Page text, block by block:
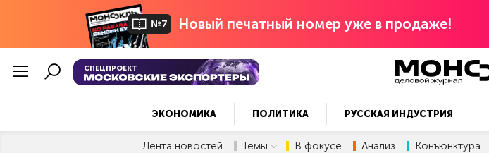
№7 Новый печатный номер уже в продаже!
СПЕЦПРОЕКТ
ЭКОНОМИКА ПОЛИТИКА РУССКАЯ ИНДУСТРИЯ
Лента новостей Темы В фокусе Анализ Конъюнктура